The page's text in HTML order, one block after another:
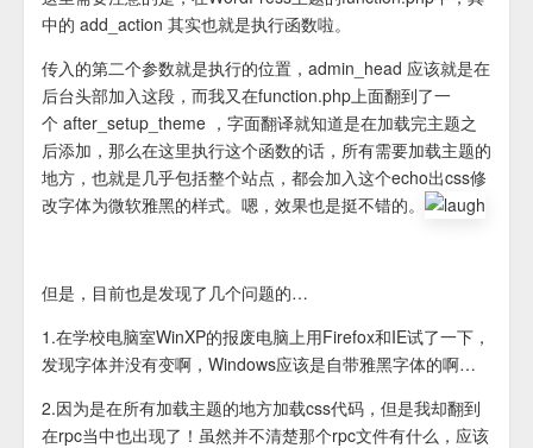
中的 add_action 其实也就是执行函数啦。
传入的第二个参数就是执行的位置，admin_head 应该就是在
后台头部加入这段，而我又在function.php上面翻到了一
个 after_setup_theme ，字面翻译就知道是在加载完主题之
后添加，那么在这里执行这个函数的话，所有需要加载主题的
地方，也就是几乎包括整个站点，都会加入这个echo出css修
改字体为微软雅黑的样式。嗯，效果也是挺不错的。
但是，目前也是发现了几个问题的…
1.在学校电脑室WinXP的报废电脑上用Firefox和IE试了一下，
发现字体并没有变啊，Windows应该是自带雅黑字体的啊…
2.因为是在所有加载主题的地方加载css代码，但是我却翻到
在rpc当中也出现了！虽然并不清楚那个rpc文件有什么，应该